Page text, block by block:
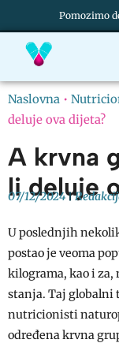
Pomozimo
Naslovna •
deluje ova dijeta?
A krvna
li deluje
07/12/2024
U poslednjih
postao je veoma
kilograma, kao i za,
stanja. Taj
nutricionisti
određena krvna